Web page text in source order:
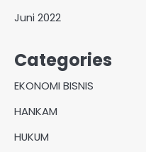
Juni 2022
Categories
EKONOMI BISNIS
HANKAM
HUKUM